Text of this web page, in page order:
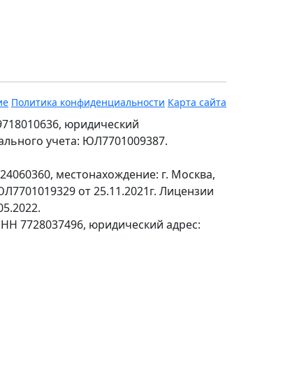
Политика конфиденциальности Карта сайта
юридический
учета: ЮЛ7701009387.
местонахождение: г. Москва,
от 25.11.2021г. Лицензии
7728037496, юридический адрес: